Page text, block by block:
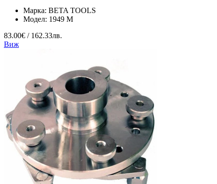
Марка: BETA TOOLS
Модел: 1949 M
83.00€ / 162.33лв.
Виж